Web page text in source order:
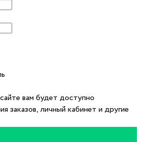
вам будет доступно
заказов, личный кабинет и другие